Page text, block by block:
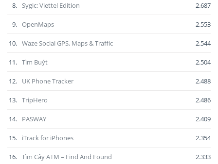
8. Sygic: Viettel Edition 2.687
9. OpenMaps 2.553
10. Waze Social GPS, Maps & Traffic 2.544
11. Tìm Buýt 2.504
12. UK Phone Tracker 2.488
13. TripHero 2.486
14. PASWAY 2.409
15. iTrack for iPhones 2.354
16. Tìm Cây ATM – Find And Found 2.333